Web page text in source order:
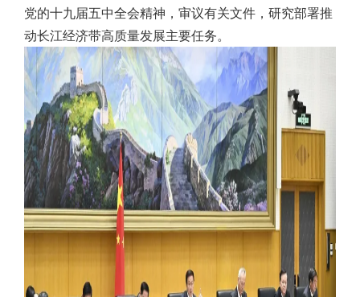
党的十九届五中全会精神，审议有关文件，研究部署推
动长江经济带高质量发展主要任务。